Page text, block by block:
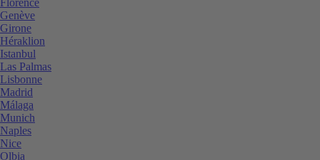
Genève
Girone
Héraklion
Istanbul
Las Palmas
Lisbonne
Madrid
Málaga
Munich
Naples
Nice
Olbia